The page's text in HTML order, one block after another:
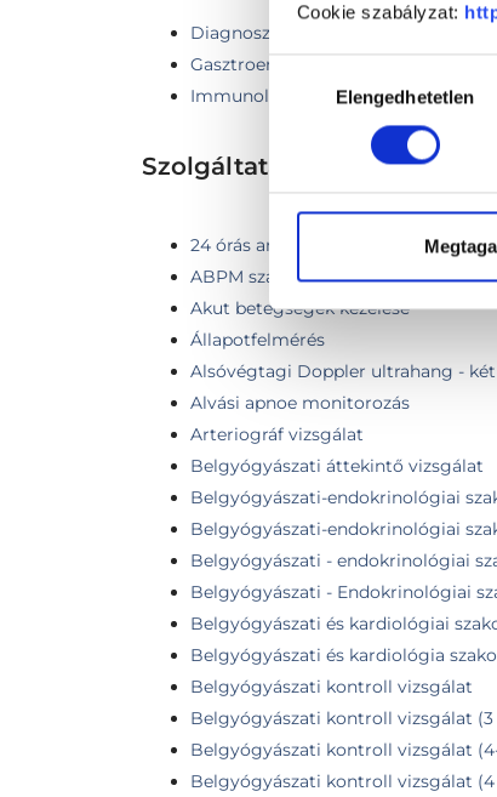
Cookie szabályzat:
Hozzájárulás
kiválasztásaElengedhetetlen
Diagnosztika
Gasztroenterológia
Immunológia
Szolgáltatások
24 órás ambuláns vérnyomás
ABPM szakorvosi kiértékeléssel
Akut betegségek kezelése
Állapotfelmérés
Alsóvégtagi Doppler ultrahang -
Alvási apnoe monitorozás
Arteriográf vizsgálat
Belgyógyászati áttekintő vizsgálat
Belgyógyászati-endokrinológiai
Belgyógyászati-endokrinológiai
Belgyógyászati - endokrinológiai
Belgyógyászati - Endokrinológiai
Belgyógyászati és kardiológiai
Belgyógyászati és kardiológia
Belgyógyászati kontroll vizsgálat
Belgyógyászati kontroll vizsgálat
Belgyógyászati kontroll vizsgálat
Belgyógyászati kontroll vizsgálat